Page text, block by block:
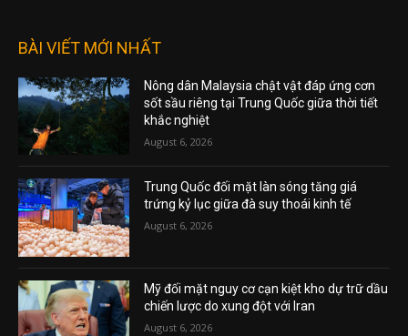
BÀI VIẾT MỚI NHẤT
Nông dân Malaysia chật vật đáp ứng cơn
sốt sầu riêng tại Trung Quốc giữa thời tiết
khắc nghiệt
August 6, 2026
Trung Quốc đối mặt làn sóng tăng giá
trứng kỷ lục giữa đà suy thoái kinh tế
August 6, 2026
Mỹ đối mặt nguy cơ cạn kiệt kho dự trữ dầu
chiến lược do xung đột với Iran
August 6, 2026